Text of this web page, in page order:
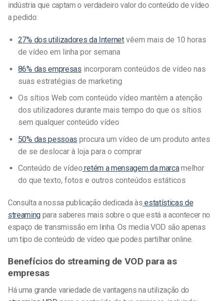
indústria que captam o verdadeiro valor do conteúdo de vídeo
a pedido:
27% dos utilizadores da Internetvêem mais de 10 horas
de vídeo em linha por semana
86% das empresas incorporam conteúdos de vídeo nas
suas estratégias de marketing
Os sítios Web com conteúdo vídeo mantêm a atenção
dos utilizadores durante mais tempo do que os sítios
sem qualquer conteúdo vídeo
50% das pessoas procura um vídeo de um produto antes
de se deslocar à loja para o comprar
Conteúdo de vídeo retém a mensagem da marcamelhor
do que texto, fotos e outros conteúdos estáticos
Consulta a nossa publicação dedicada às estatísticas de
streaming para saberes mais sobre o que está a acontecer no
espaço de transmissão em linha. Os media VOD são apenas
um tipo de conteúdo de vídeo que podes partilhar online.
Benefícios do streaming de VOD para as
empresas
Há uma grande variedade de vantagens na utilização do